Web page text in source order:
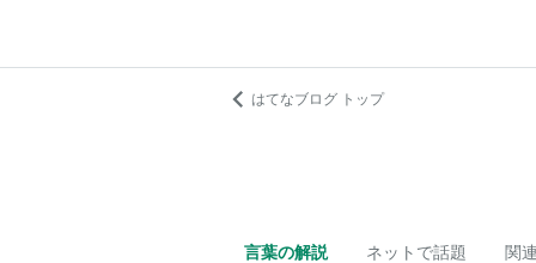
はてなブログ トップ
言葉の解説 ネットで話題 関